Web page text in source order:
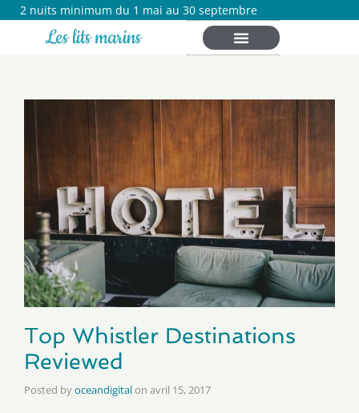
2 nuits minimum du 1 mai au 30 septembre
Les lits marins
Top Whistler Destinations
Reviewed
Posted byoceandigitalon avril 15, 2017